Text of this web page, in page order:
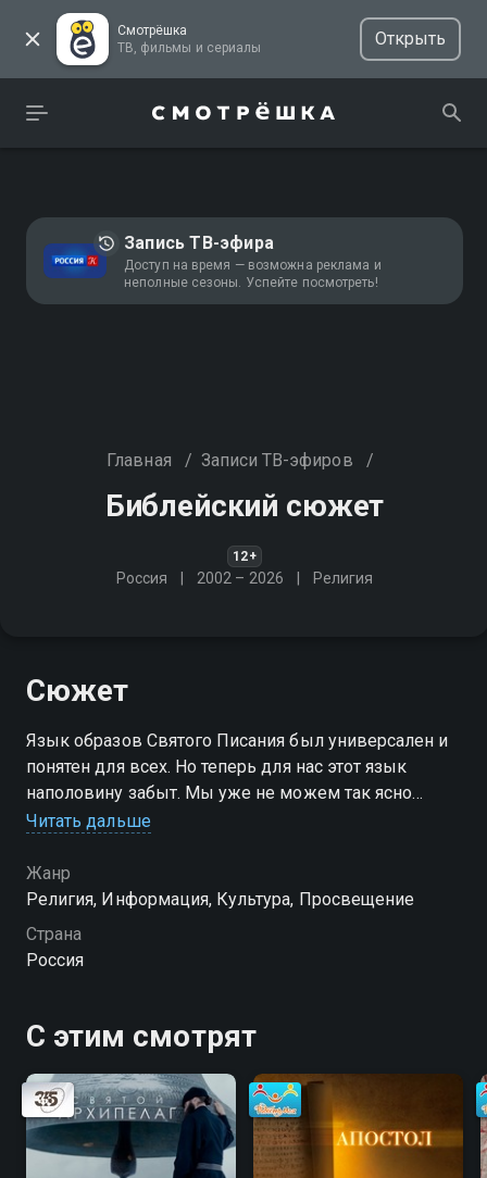
Смотрёшка
ТВ, фильмы и сериалы
Открыть
Запись ТВ-эфира
Доступ на время — возможна реклама и
неполные сезоны. Успейте посмотреть!
Главная / Записи ТВ-эфиров /
Библейский сюжет
12+
Россия 2002 – 2026 Религия
Сюжет
Язык образов Святого Писания был универсален и
понятен для всех. Но теперь для нас этот язык
наполовину забыт. Мы уже не можем так ясно
читать всё, о чём говорили в своих произведениях
прошлого
Читать дальше
Жанр
Религия, Информация, Культура, Просвещение
Страна
Россия
С этим смотрят